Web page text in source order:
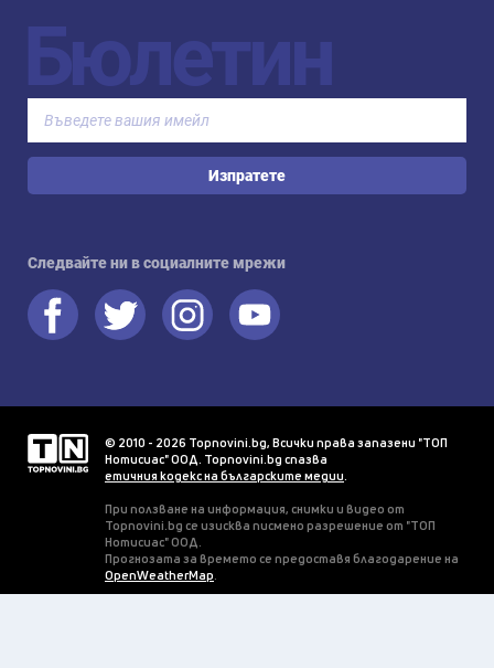
Бюлетин
Изпратете
Следвайте ни в социалните мрежи
© 2010 - 2026 Topnovini.bg, Всички права запазени "ТОП
Нотисиас" ООД. Topnovini.bg спазва
етичния кодекс на българските медии.
При ползване на информация, снимки и видео от
Topnovini.bg се изисква писмено разрешение от "ТОП
Нотисиас" ООД.
Прогнозата за времето се предоставя благодарение на
OpenWeatherMap.